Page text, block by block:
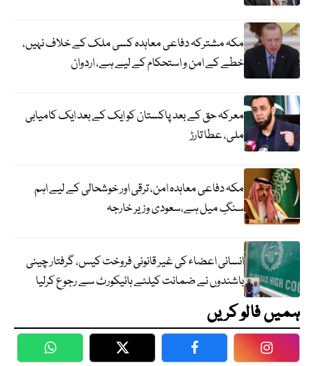
مکہ مشترکہ دفاعی معاہدہ کسی ملک کے خلاف نہیں،
خطے کے امن و استحکام کے لیے ہے، اردوان
معرکہ حق کے بعد پاکستان کو ایک کے بعد ایک کامیابی
ملی، عطا تارڑ
مکہ دفاعی معاہدہ امن، ترقی اور خوشحالی کے لیے اہم
سنگِ میل ہے،سعودی وزیر خارجہ
انسانی اعضاء کی غیر قانونی فروخت کیس، گرفتار چینی
باشندوں نے ضمانت کیلئے ہائیکورٹ سے رجوع کرلیا
ہمیں فالو کریں
WhatsApp Twitter Facebook